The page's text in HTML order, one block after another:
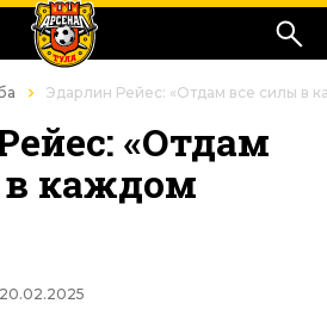
Эдарлин Рейес: «Отдам все силы в
«Отдам
каждом